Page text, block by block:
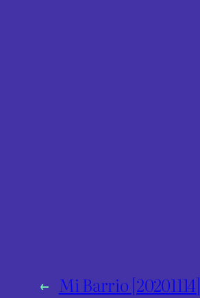
← Mi Barrio [20201114]